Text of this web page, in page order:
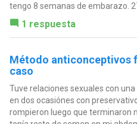
tengo 8 semanas de embarazo.
1 respuesta
Método anticonceptivos
caso
Tuve relaciones sexuales con
en dos ocasiónes con
rompieron luego que terminaron